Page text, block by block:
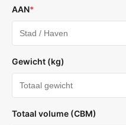
AAN*
Gewicht (kg)
Totaal volume (CBM)